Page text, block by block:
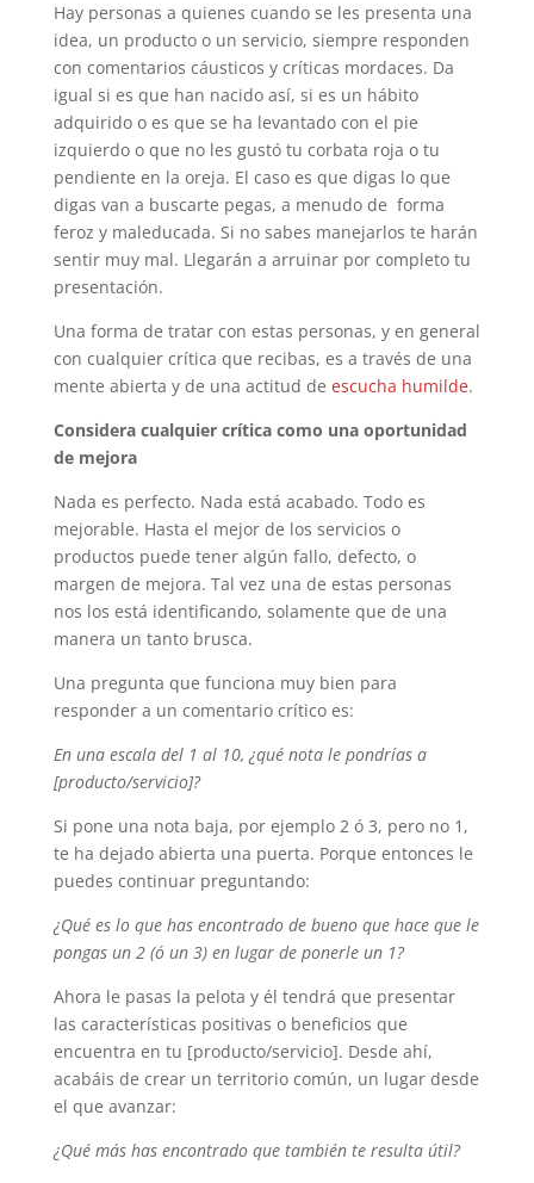
Hay personas a quienes cuando se les presenta una
idea, un producto o un servicio, siempre responden
con comentarios cáusticos y críticas mordaces. Da
igual si es que han nacido así, si es un hábito
adquirido o es que se ha levantado con el pie
izquierdo o que no les gustó tu corbata roja o tu
pendiente en la oreja. El caso es que digas lo que
digas van a buscarte pegas, a menudo de forma
feroz y maleducada. Si no sabes manejarlos te harán
sentir muy mal. Llegarán a arruinar por completo tu
presentación.
Una forma de tratar con estas personas, y en general
con cualquier crítica que recibas, es a través de una
mente abierta y de una actitud de escucha humilde.
Considera cualquier crítica como una oportunidad
de mejora
Nada es perfecto. Nada está acabado. Todo es
mejorable. Hasta el mejor de los servicios o
productos puede tener algún fallo, defecto, o
margen de mejora. Tal vez una de estas personas
nos los está identificando, solamente que de una
manera un tanto brusca.
Una pregunta que funciona muy bien para
responder a un comentario crítico es:
En una escala del 1 al 10, ¿qué nota le pondrías a
[producto/servicio]?
Si pone una nota baja, por ejemplo 2 ó 3, pero no 1,
te ha dejado abierta una puerta. Porque entonces le
puedes continuar preguntando:
¿Qué es lo que has encontrado de bueno que hace que le
pongas un 2 (ó un 3) en lugar de ponerle un 1?
Ahora le pasas la pelota y él tendrá que presentar
las características positivas o beneficios que
encuentra en tu [producto/servicio]. Desde ahí,
acabáis de crear un territorio común, un lugar desde
el que avanzar:
¿Qué más has encontrado que también te resulta útil?